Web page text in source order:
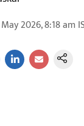
2026, 8:18 am